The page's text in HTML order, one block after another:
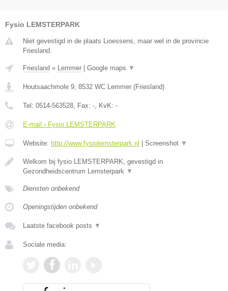
Fysio LEMSTERPARK
Niet gevestigd in de plaats Lioessens, maar wel in de provincie
Friesland.
Friesland » Lemmer | Google maps ▼
Houtsaachmole 9 8532 WC Lemmer (Friesland)
Tel: 0514-563528 , Fax: - , KvK: -
E-mail › Fysio LEMSTERPARK
Website: http://www.fysiolemsterpark.nl | Screenshot ▼
Welkom bij fysio LEMSTERPARK, gevestigd in
Gezondheidscentrum Lemsterpark ▼
Diensten onbekend
Openingstijden onbekend
Laatste facebook posts ▼
Sociale media: